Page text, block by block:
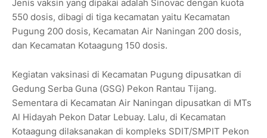
Jenis vaksin yang dipakai adalah Sinovac dengan kuota
550 dosis, dibagi di tiga kecamatan yaitu Kecamatan
Pugung 200 dosis, Kecamatan Air Naningan 200 dosis,
dan Kecamatan Kotaagung 150 dosis.
Kegiatan vaksinasi di Kecamatan Pugung dipusatkan di
Gedung Serba Guna (GSG) Pekon Rantau Tijang.
Sementara di Kecamatan Air Naningan dipusatkan di MTs
Al Hidayah Pekon Datar Lebuay. Lalu, di Kecamatan
Kotaagung dilaksanakan di kompleks SDIT/SMPIT Pekon